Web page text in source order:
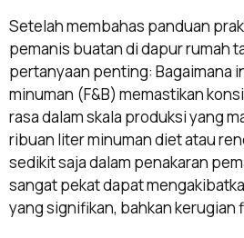
Setelah membahas panduan
pemanis buatan di dapur rumah
pertanyaan penting: Bagaimana
minuman (F&B) memastikan
rasa dalam skala produksi yang
ribuan liter minuman diet atau
sedikit saja dalam penakaran
sangat pekat dapat
yang signifikan, bahkan kerugian